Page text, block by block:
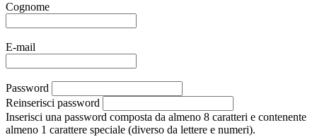
Cognome
E-mail
Password
Reinserisci password
Inserisci una password composta da almeno 8 caratteri e contenente
almeno 1 carattere speciale (diverso da lettere e numeri).